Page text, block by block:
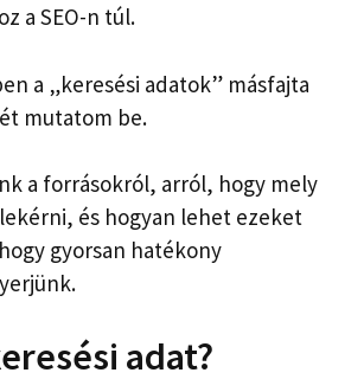
a SEO-n túl.
a „keresési adatok” másfajta
mutatom be.
a forrásokról, arról, hogy mely
és hogyan lehet ezeket
gyorsan hatékony
adat?